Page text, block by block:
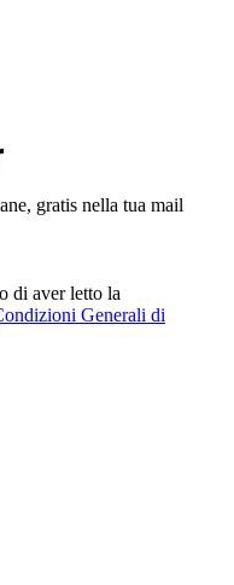
gratis nella tua mail
di aver letto la
Generali di